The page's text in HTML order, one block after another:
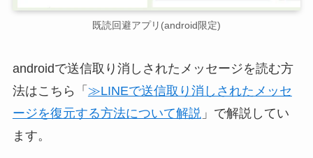
既読回避アプリ(android限定)
androidで送信取り消しされたメッセージを読む方
法はこちら「 ≫LINEで送信取り消しされたメッセ
ージを復元する方法について解説」で解説してい
ます。